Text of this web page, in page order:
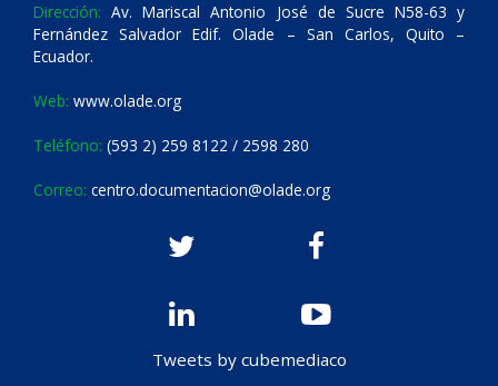
Dirección: Av. Mariscal Antonio José de Sucre N58-63 y
Fernández Salvador Edif. Olade – San Carlos, Quito –
Ecuador.
Web: www.olade.org
Teléfono: (593 2) 259 8122 / 2598 280
Correo: centro.documentacion@olade.org
Tweets by cubemediaco